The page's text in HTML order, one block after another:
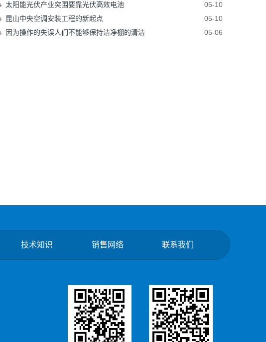
05-10
太阳能光伏产业突围要靠光伏高效电池
05-10
昆山中央空调安装工程的新起点
05-06
因为操作的失误人们不能够保持洁净棚的清洁
技术知识 销售网络 联系我们